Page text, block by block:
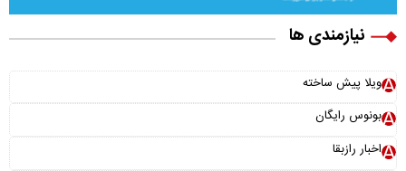
نیازمندی ها
ویلا پیش ساخته
بونوس رایگان
اخبار رازبقا